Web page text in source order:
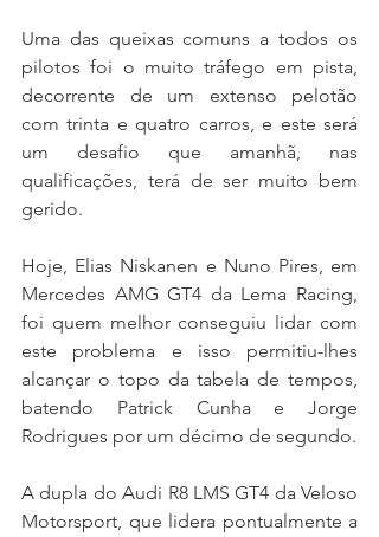
Uma das queixas comuns a todos os
pilotos foi o muito tráfego em pista,
decorrente de um extenso pelotão
com trinta e quatro carros, e este será
um desafio que amanhã, nas
qualificações, terá de ser muito bem
gerido.
Hoje, Elias Niskanen e Nuno Pires, em
Mercedes AMG GT4 da Lema Racing,
foi quem melhor conseguiu lidar com
este problema e isso permitiu-lhes
alcançar o topo da tabela de tempos,
batendo Patrick Cunha e Jorge
Rodrigues por um décimo de segundo.
A dupla do Audi R8 LMS GT4 da Veloso
Motorsport, que lidera pontualmente a